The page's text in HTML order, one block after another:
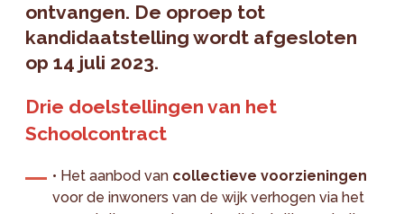
ontvangen. De oproep tot
kandidaatstelling wordt afgesloten
op 14 juli 2023.
Drie doelstellingen van het
Schoolcontract
• Het aanbod van collectieve voorzieningen
voor de inwoners van de wijk verhogen via het